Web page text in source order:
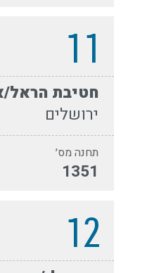
11
חטיבת
ירושלים
תחנה מס׳
1351
12